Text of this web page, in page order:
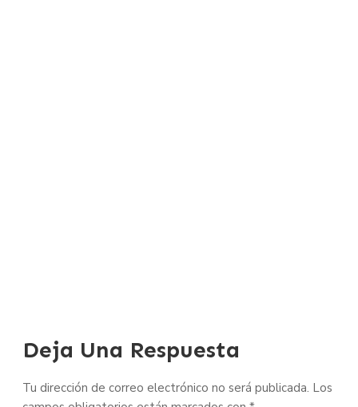
Deja Una Respuesta
Tu dirección de correo electrónico no será publicada. Los